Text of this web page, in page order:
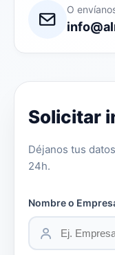
O
Solicitar
Déjanos tus
24h.
Nombre o